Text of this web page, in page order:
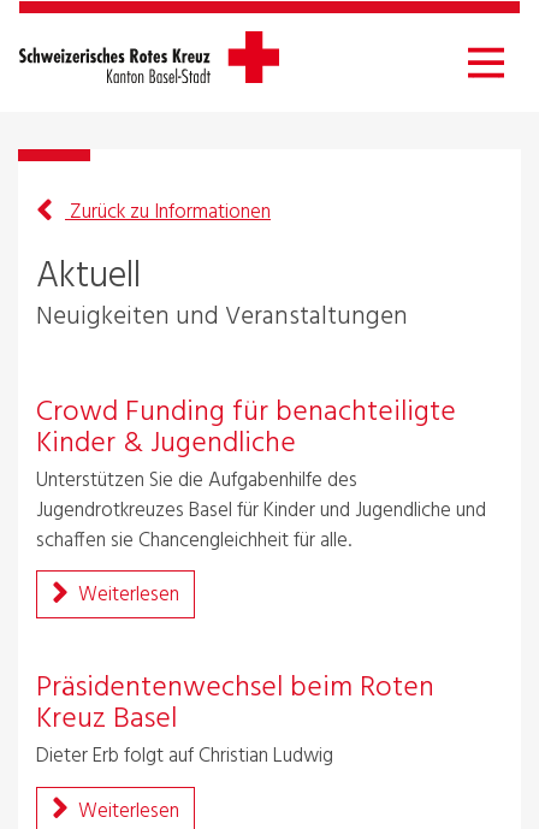
Zurück zu Informationen
Aktuell
Neuigkeiten und Veranstaltungen
Crowd Funding für benachteiligte
Kinder & Jugendliche
Unterstützen Sie die Aufgabenhilfe des
Jugendrotkreuzes Basel für Kinder und Jugendliche und
schaffen sie Chancengleichheit für alle.
Weiterlesen
Präsidentenwechsel beim Roten
Kreuz Basel
Dieter Erb folgt auf Christian Ludwig
Weiterlesen